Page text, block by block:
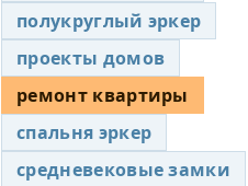
полукруглый эркер
проекты домов
ремонт квартиры
спальня эркер
средневековые замки